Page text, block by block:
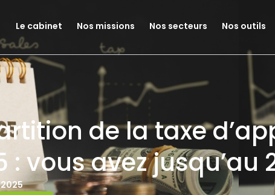
Le cabinet Nos missions Nos secteurs Nos outils
de la taxe
: vous avez jusqu’au
2025